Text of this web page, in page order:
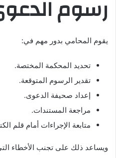
رسوم
يقوم المحامي بدور مهم في:
تحديد المحكمة المختصة.
تقدير الرسوم المتوقعة.
إعداد صحيفة الدعوى.
مراجعة المستندات.
متابعة الإجراءات أمام قلم
ويساعد ذلك على تجنب الأخطاء